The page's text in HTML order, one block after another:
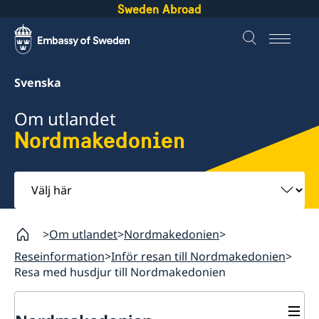
Sweden Abroad
Svenska
Om utlandet
Nordmakedonien
Välj
här
Om utlandet Nordmakedonien
Reseinformation Inför resan till Nordmakedonien
Resa med husdjur till Nordmakedonien